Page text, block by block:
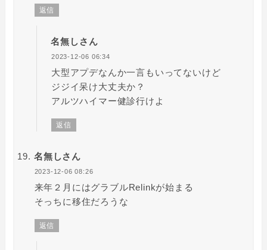
返信
名無しさん
2023-12-06 06:34
大型アプデなんか一言もいってないけど
ジジイ呆け大丈夫か？
アルツハイマー健診行けよ
返信
名無しさん
2023-12-06 08:26
来年２月にはグラブルRelinkが始まる
そっちに移住だろうな
返信